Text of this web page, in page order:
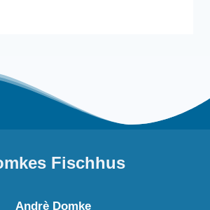
Fischhus
Andrè Domke